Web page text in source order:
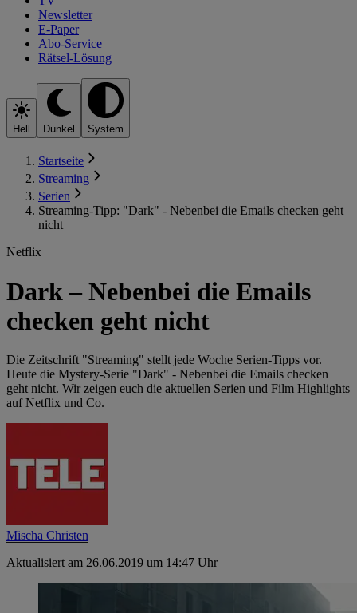
Newsletter
E-Paper
Abo-Service
Rätsel-Lösung
Hell Dunkel System
Startseite
Streaming
Serien
Streaming-Tipp: "Dark" - Nebenbei die Emails checken geht
nicht
Netflix
Dark – Nebenbei die Emails
checken geht nicht
Die Zeitschrift "Streaming" stellt jede Woche Serien-Tipps vor.
Heute die Mystery-Serie "Dark" - Nebenbei die Emails checken
geht nicht. Wir zeigen euch die aktuellen Serien und Film Highlights
auf Netflix und Co.
Mischa Christen
Aktualisiert am 26.06.2019 um 14:47 Uhr